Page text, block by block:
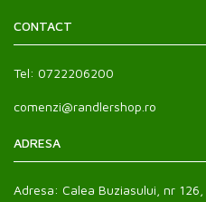
CONTACT
Tel: 0722206200
comenzi@randlershop.ro
ADRESA
Adresa: Calea Buziasului, nr